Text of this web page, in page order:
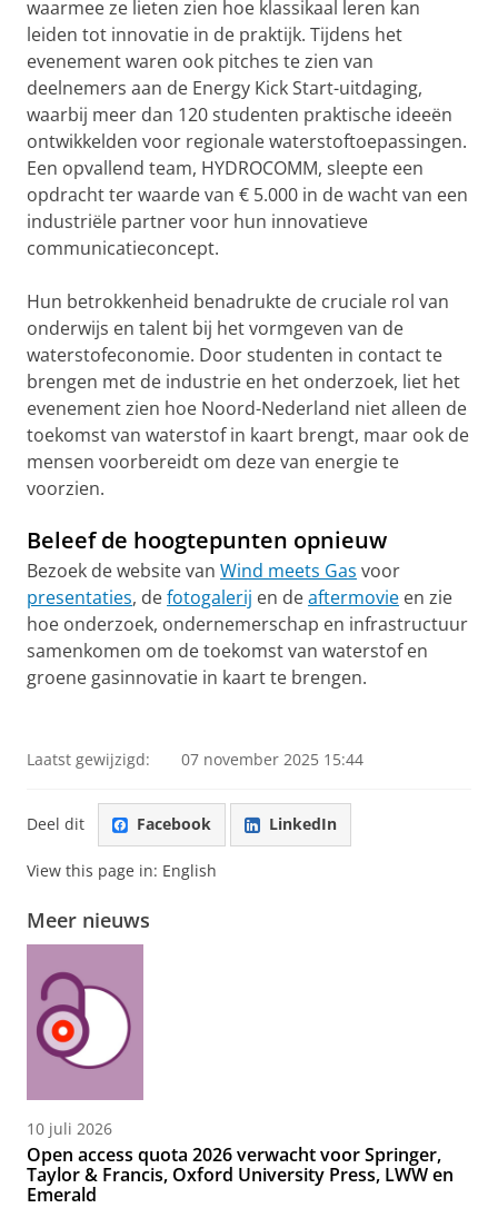
waarmee ze lieten zien hoe klassikaal leren kan
leiden tot innovatie in de praktijk. Tijdens het
evenement waren ook pitches te zien van
deelnemers aan de Energy Kick Start-uitdaging,
waarbij meer dan 120 studenten praktische ideeën
ontwikkelden voor regionale waterstoftoepassingen.
Een opvallend team, HYDROCOMM, sleepte een
opdracht ter waarde van € 5.000 in de wacht van een
industriële partner voor hun innovatieve
communicatieconcept.
Hun betrokkenheid benadrukte de cruciale rol van
onderwijs en talent bij het vormgeven van de
waterstofeconomie. Door studenten in contact te
brengen met de industrie en het onderzoek, liet het
evenement zien hoe Noord-Nederland niet alleen de
toekomst van waterstof in kaart brengt, maar ook de
mensen voorbereidt om deze van energie te
voorzien.
Beleef de hoogtepunten opnieuw
Bezoek de website van Wind meets Gas voor
presentaties, defotogalerij en deaftermovie en zie
hoe onderzoek, ondernemerschap en infrastructuur
samenkomen om de toekomst van waterstof en
groene gasinnovatie in kaart te brengen.
Laatst gewijzigd: 07 november 2025 15:44
Deel dit Facebook LinkedIn
View this page in: English
Meer nieuws
10 juli 2026
Open access quota 2026 verwacht voor Springer,
Taylor & Francis, Oxford University Press, LWW en
Emerald